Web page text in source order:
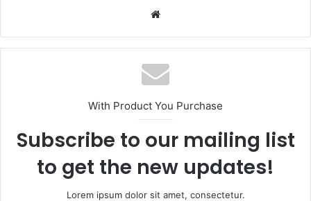
With Product You Purchase
Subscribe to our mailing list
to get the new updates!
Lorem ipsum dolor sit amet, consectetur.